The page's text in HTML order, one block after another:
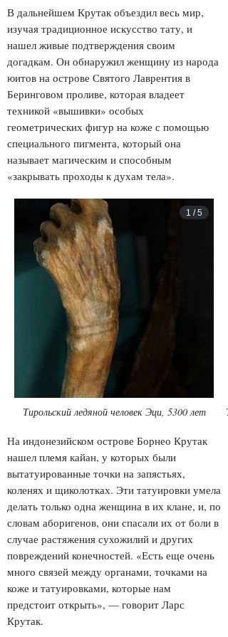
В дальнейшем Крутак объездил весь мир,
изучая традиционное искусство тату, и
нашел живые подтверждения своим
догадкам. Он обнаружил женщину из народа
юитов на острове Святого Лаврентия в
Беринговом проливе, которая владеет
техникой «вышивки» особых
геометрических фигур на коже с помощью
специального пигмента, который она
называет магическим и способным
«закрывать проходы к духам тела».
Тирольский ледяной человек Эци, 5300 лет
1 /5
На индонезийском острове Борнео Крутак
нашел племя кайан, у которых были
вытатуированные точки на запястьях,
коленях и щиколотках. Эти татуировки умела
делать только одна женщина в их клане, и, по
словам аборигенов, они спасали их от боли в
случае растяжения сухожилий и других
повреждений конечностей. «Есть еще очень
много связей между органами, точками на
коже и татуировками, которые нам
предстоит открыть», — говорит Ларс
Крутак.